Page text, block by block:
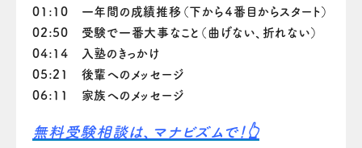
01:10 一年間の成績推移（下から４番目からスタート）
02:50 受験で一番大事なこと（曲げない、折れない）
04:14 入塾のきっかけ
05:21 後輩へのメッセージ
06:11 家族へのメッセージ
無料受験相談は、マナビズムで！👆